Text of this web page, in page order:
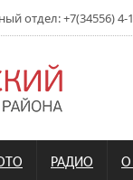
отдел: +7(34556) 4-
РАДИО О